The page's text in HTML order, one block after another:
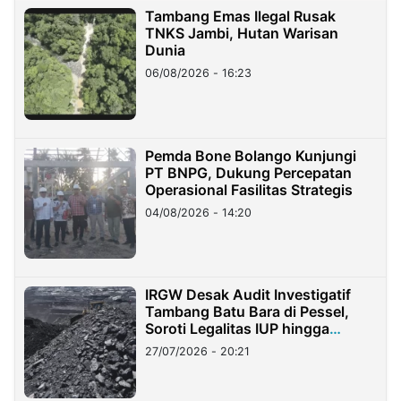
Tambang Emas Ilegal Rusak
TNKS Jambi, Hutan Warisan
Dunia
06/08/2026 - 16:23
Pemda Bone Bolango Kunjungi
PT BNPG, Dukung Percepatan
Operasional Fasilitas Strategis
04/08/2026 - 14:20
IRGW Desak Audit Investigatif
Tambang Batu Bara di Pessel,
Soroti Legalitas IUP hingga
Stockpile
27/07/2026 - 20:21